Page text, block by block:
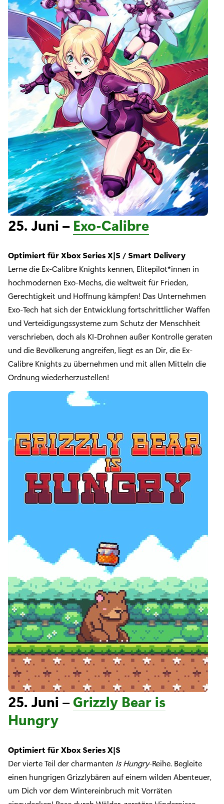
25. Juni – Exo-Calibre
Optimiert für Xbox Series X|S / Smart Delivery
Lerne die Ex-Calibre Knights kennen, Elitepilot*innen in
hochmodernen Exo-Mechs, die weltweit für Frieden,
Gerechtigkeit und Hoffnung kämpfen! Das Unternehmen
Exo-Tech hat sich der Entwicklung fortschrittlicher Waffen
und Verteidigungssysteme zum Schutz der Menschheit
verschrieben, doch als KI-Drohnen außer Kontrolle geraten
und die Bevölkerung angreifen, liegt es an Dir, die Ex-
Calibre Knights zu übernehmen und mit allen Mitteln die
Ordnung wiederherzustellen!
25. Juni –Grizzly Bear is
Hungry
Optimiert für Xbox Series X|S
Der vierte Teil der charmanten Is Hungry-Reihe. Begleite
einen hungrigen Grizzlybären auf einem wilden Abenteuer,
um Dich vor dem Wintereinbruch mit Vorräten